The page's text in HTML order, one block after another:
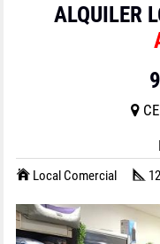
ALQUILER
Local Comercial